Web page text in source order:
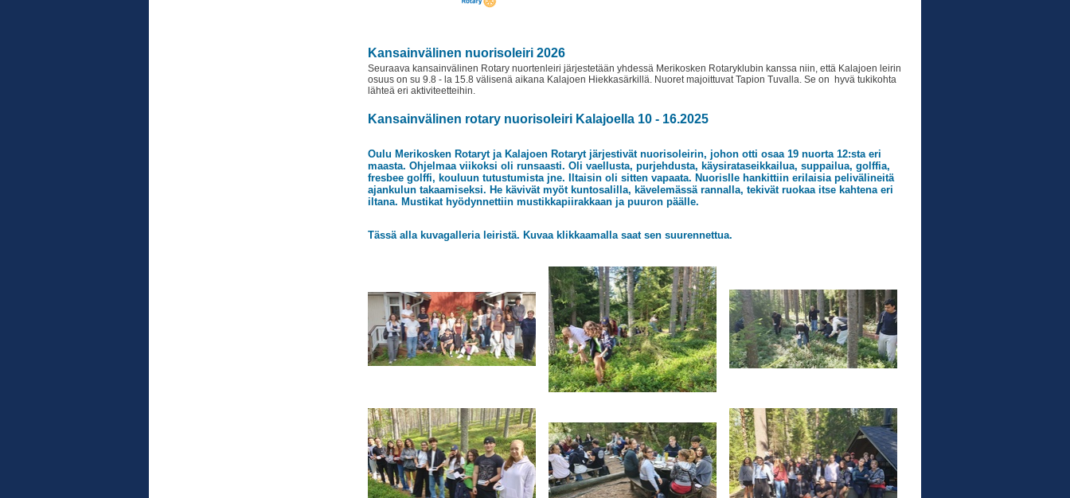
Kansainvälinen nuorisoleiri 2026
Seuraava kansainvälinen Rotary nuortenleiri järjestetään yhdessä Merikosken Rotaryklubin kanssa niin, että Kalajoen leirin
osuus on su 9.8 - la 15.8 välisenä aikana Kalajoen Hiekkasärkillä. Nuoret majoittuvat Tapion Tuvalla. Se on hyvä tukikohta
lähteä eri aktiviteetteihin.
Kansainvälinen rotary nuorisoleiri Kalajoella 10 - 16.2025
Oulu Merikosken Rotaryt ja Kalajoen Rotaryt järjestivät nuorisoleirin, johon otti osaa 19 nuorta 12:sta eri
maasta. Ohjelmaa viikoksi oli runsaasti. Oli vaellusta, purjehdusta, käysirataseikkailua, suppailua, golffia,
fresbee golffi, kouluun tutustumista jne. Iltaisin oli sitten vapaata. Nuorislle hankittiin erilaisia pelivälineitä
ajankulun takaamiseksi. He kävivät myöt kuntosalilla, kävelemässä rannalla, tekivät ruokaa itse kahtena eri
iltana. Mustikat hyödynnettiin mustikkapiirakkaan ja puuron päälle.
Tässä alla kuvagalleria leiristä. Kuvaa klikkaamalla saat sen suurennettua.